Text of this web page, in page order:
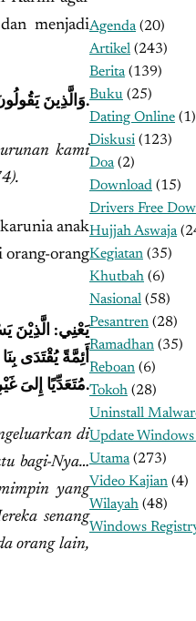
menjadi
وَالَّذِينَ يَقُولُونَ رَبَّنَا هَبْ لَنَا مِنْ أَزْوَاجِنَا وَذُرِّيَّاتِنَا قُرَّةَ أَعْيُنٍ وَاجْعَلْنَا لِلْمُتَّقِينَ إِمَامًا (٧٤). سورة الفرقان.
kami
anak
orang-orang
يَعْنِي: الَّذِيْنَ
أَئِمَّةً يُقْتَدَى
مُتَعَدِّيًا إِلىَ غَيْرِهِمْ بِالنَّفْعِ، وَذَلكَ أَكْثَرُ ثَوَابًا، وَأَحْسَنُ مَآَبًا.
di
bagi-Nya…
yang
senang
orang lain,
Agenda(20)
Artikel (243)
Berita(139)
Buku (25)
Dating Online (1)
Diskusi (123)
Doa(2)
Download (15)
Drivers Free
Hujjah Aswaja
Kegiatan (35)
Khutbah (6)
Nasional (58)
Pesantren (28)
Ramadhan (35)
Reboan (6)
Tokoh (28)
Uninstall
Update
Utama(273)
Video Kajian (4)
Wilayah (48)
Windows